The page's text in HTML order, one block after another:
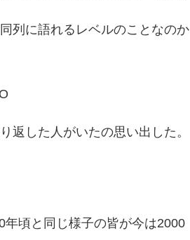
列に語れるレベルのことなのか
返した人がいたの思い出した。
頃と同じ様子の皆が今は2000